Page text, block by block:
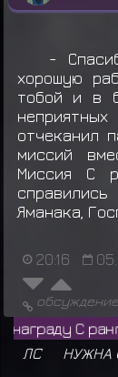
-
хорошую
тобой и в
отчеканил
миссий
Миссия С
Яманака,
20:16
обсуждение
ЛС
НУЖНА